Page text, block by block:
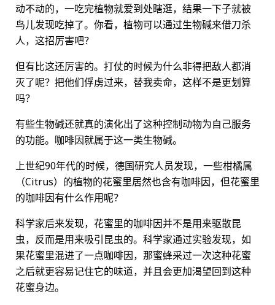
动不动的，一吃完植物就爱到处瞎逛，结果一下子就被
鸟儿发现吃掉了。你看，植物可以通过生物碱来借刀杀
人，这招厉害吧？
但有比这还厉害的。打仗的时候为什么非得把敌人都消
灭了呢？把他们俘虏过来，替我卖命，这样不是更划算
吗？
有些生物碱还就真的演化出了这种控制动物为自己服务
的功能。咖啡因就属于这一类生物碱。
上世纪90年代的时候，德国研究人员发现，一些柑橘属
（Citrus）的植物的花蜜里居然也含有咖啡因，但花蜜里
的咖啡因有什么作用呢？
科学家后来发现，花蜜里的咖啡因并不是用来驱散昆
虫，反而是用来吸引昆虫的。科学家通过实验发现，如
果花蜜里混进了一点咖啡因，那蜜蜂采过一次这种花蜜
之后就更容易记住它的味道，并且会更加渴望回到这种
花蜜身边。